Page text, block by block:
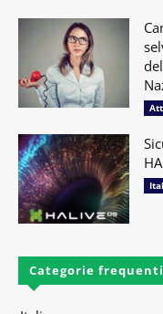
Categorie frequenti